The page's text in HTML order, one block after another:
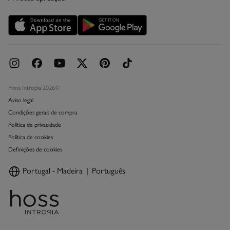
Promoções vigentes
Livro de Reclamações online
Hoss Intropia 2026©
Aviso legal
Condições gerais de compra
Política de privacidade
Política de cookies
Definições de cookies
Portugal - Madeira Português